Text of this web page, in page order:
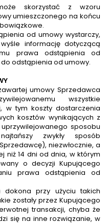
skorzystać z wzoru
umieszczonego na końcu
od umowy wystarczy,
informację dotyczącą
mu prawa odstąpienia od
odstąpienia od umowy.
umowy Sprzedawca
wszystkie
w tym koszty dostarczenia
kosztów wynikających z
sposobu
zwykły sposób
niezwłocznie, a
niż 14 dni od dnia, w którym
o decyzji Kupującego
prawa odstąpienia od
dokona przy użyciu takich
zostały przez Kupującego
transakcji, chyba że
się na inne rozwiązanie, w